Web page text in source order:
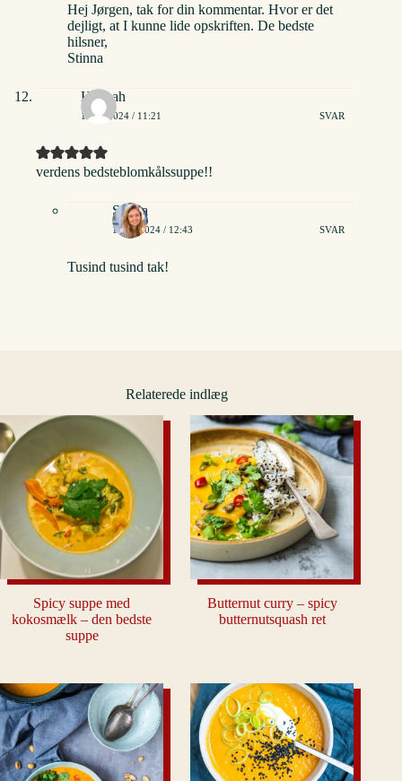
Hej Jørgen, tak for din kommentar. Hvor er det
dejligt, at I kunne lide opskriften. De bedste
hilsner,
Stinna
Hannah
16/02/2024 / 11:21 SVAR
verdens bedsteblomkålssuppe!!
Stinna
16/02/2024 / 12:43 SVAR
Tusind tusind tak!
Relaterede indlæg
Spicy suppe med
kokosmælk – den bedste
suppe
Butternut curry – spicy
butternutsquash ret